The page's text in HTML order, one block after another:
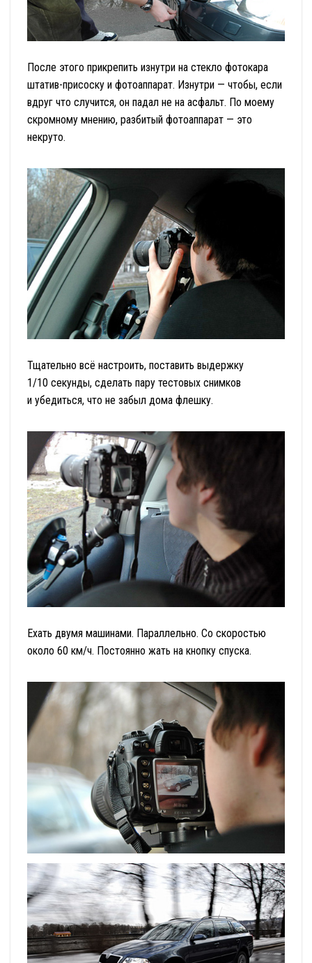
После этого прикрепить изнутри на стекло фотокара
штатив-присоску и фотоаппарат. Изнутри — чтобы, если
вдруг что случится, он падал не на асфальт. По моему
скромному мнению, разбитый фотоаппарат — это
некруто.
Тщательно всё настроить, поставить выдержку
1/10 секунды, сделать пару тестовых снимков
и убедиться, что не забыл дома флешку.
Ехать двумя машинами. Параллельно. Со скоростью
около 60 км/ч. Постоянно жать на кнопку спуска.